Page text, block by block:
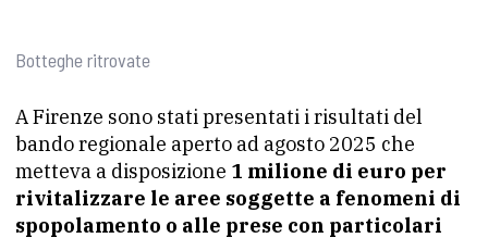
Botteghe ritrovate
A Firenze sono stati presentati i risultati del
bando regionale aperto ad agosto 2025 che
metteva a disposizione 1 milione di euro per
rivitalizzare le aree soggette a fenomeni di
spopolamento o alle prese con particolari